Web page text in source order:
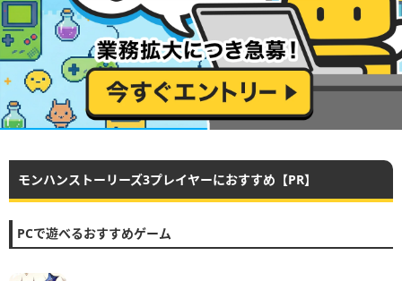
モンハンストーリーズ3プレイヤーにおすすめ【PR】
PCで遊べるおすすめゲーム